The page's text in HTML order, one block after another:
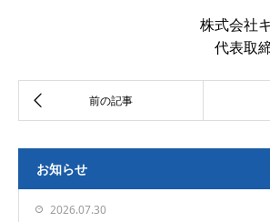
株式会社
代表
お知らせ
2026.07.30